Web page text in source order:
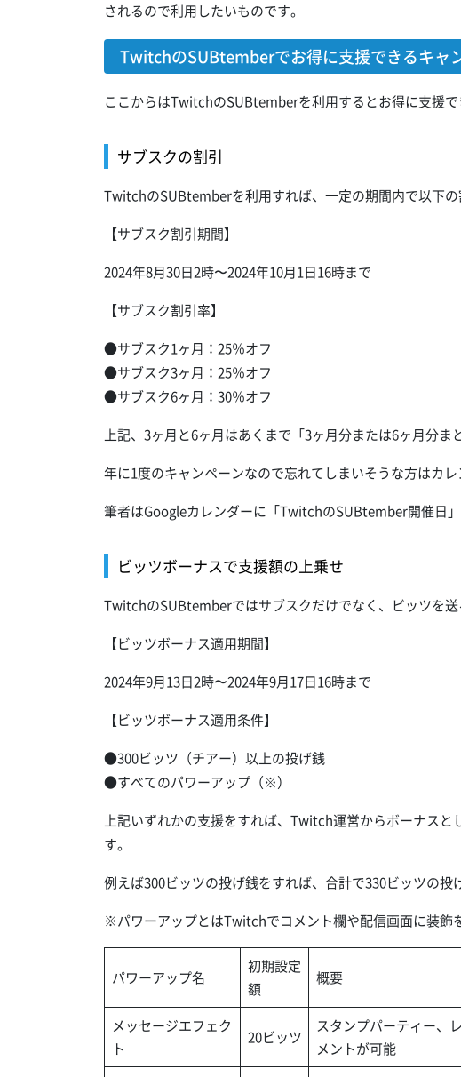
されるので利用したいものです。
TwitchのSUBtemberでお得に支援できるキャ
ここからはTwitchのSUBtemberを利用するとお得に支援で
サブスクの割引
TwitchのSUBtemberを利用すれば、一定の期間内で以下の
【サブスク割引期間】
2024年8月30日2時〜2024年10月1日16時まで
【サブスク割引率】
●サブスク1ヶ月：25％オフ
●サブスク3ヶ月：25％オフ
●サブスク6ヶ月：30％オフ
上記、3ヶ月と6ヶ月はあくまで「3ヶ月分または6ヶ月分ま
年に1度のキャンペーンなので忘れてしまいそうな方はカ
筆者はGoogleカレンダーに「TwitchのSUBtember開催日
ビッツボーナスで支援額の上乗せ
TwitchのSUBtemberではサブスクだけでなく、ビッツを送
【ビッツボーナス適用期間】
2024年9月13日2時〜2024年9月17日16時まで
【ビッツボーナス適用条件】
●300ビッツ（チアー）以上の投げ銭
●すべてのパワーアップ（※）
上記いずれかの支援をすれば、Twitch運営からボーナスと
す。
例えば300ビッツの投げ銭をすれば、合計で330ビッツの投
※パワーアップとはTwitchでコメント欄や配信画面に装飾
パワーアップ名
初期設定
額
概要
メッセージエフェク
ト
20ビッツ
スタンプパーティー、
メントが可能